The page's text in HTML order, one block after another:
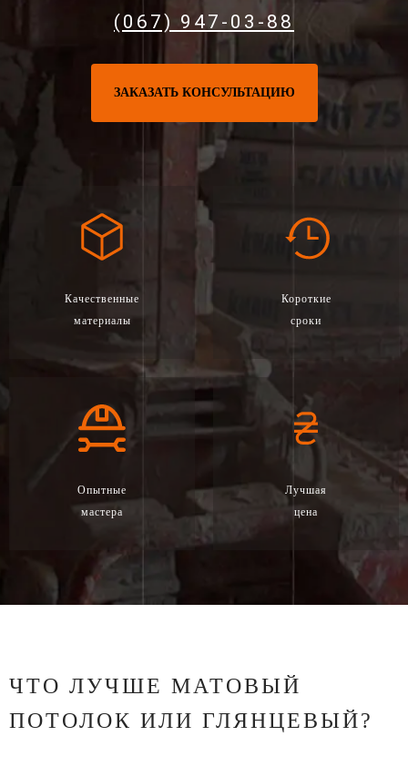
(067) 947-03-88
ЗАКАЗАТЬ КОНСУЛЬТАЦИЮ
Качественные
материалы
Короткие
сроки
Опытные
мастера
Лучшая
цена
ЧТО ЛУЧШЕ МАТОВЫЙ
ПОТОЛОК ИЛИ ГЛЯНЦЕВЫЙ?